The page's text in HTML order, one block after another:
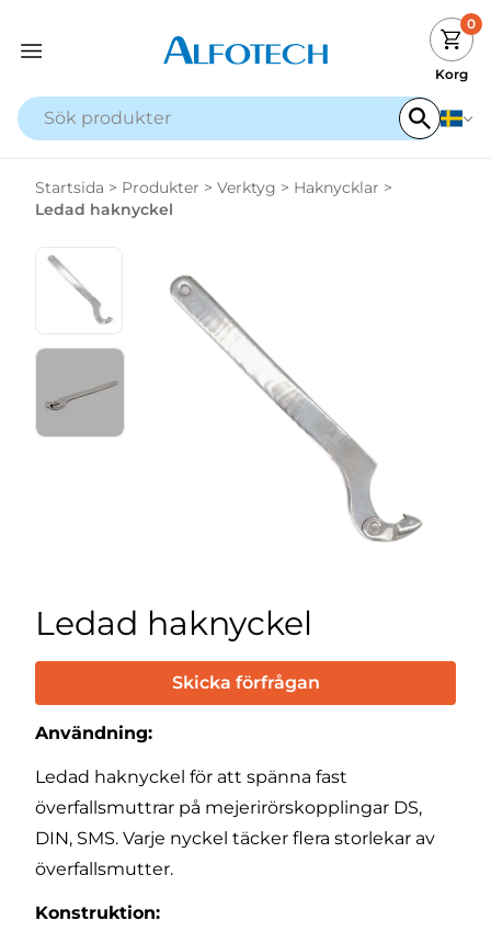
0
Korg
Startsida > Produkter > Verktyg > Haknycklar >
Ledad haknyckel
Ledad haknyckel
Skicka förfrågan
Användning:
Ledad haknyckel för att spänna fast
överfallsmuttrar på mejerirörskopplingar DS,
DIN, SMS. Varje nyckel täcker flera storlekar av
överfallsmutter.
Konstruktion: